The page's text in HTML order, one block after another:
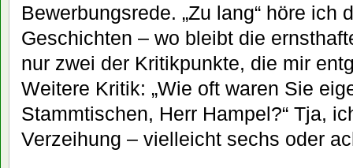
Bewerbungsrede. „Zu lang“ höre ich
Geschichten – wo bleibt die
nur zwei der Kritikpunkte, die mir
Weitere Kritik: „Wie oft waren Sie
Stammtischen, Herr Hampel?“ Tja,
Verzeihung – vielleicht sechs oder